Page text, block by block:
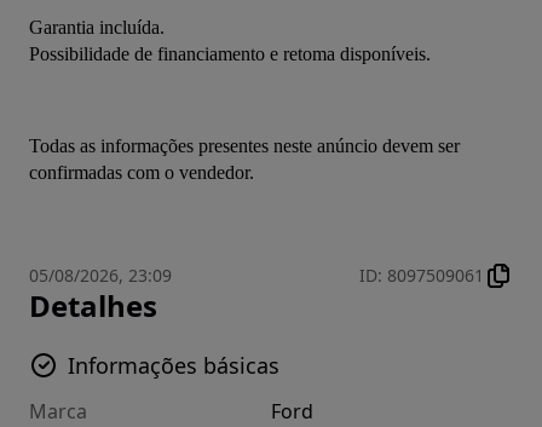
Garantia incluída.
Possibilidade de financiamento e retoma disponíveis.
Todas as informações presentes neste anúncio devem ser
confirmadas com o vendedor.
05/08/2026, 23:09 ID: 8097509061
Detalhes
Informações básicas
Marca Ford